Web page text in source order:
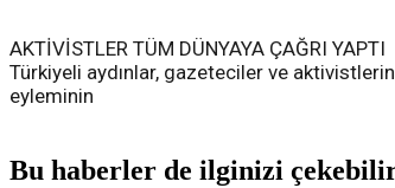
AKTİVİSTLER TÜM DÜNYAYA ÇAĞRI YAPTI
Türkiyeli aydınlar, gazeteciler ve
eyleminin
Bu haberler de ilginizi